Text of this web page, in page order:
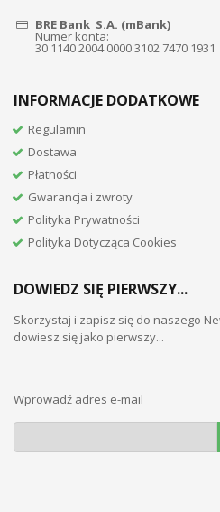
BRE Bank S.A. (mBank)
Numer konta:
30 1140 2004 0000 3102 7470 1931
INFORMACJE DODATKOWE
Regulamin
Dostawa
Płatności
Gwarancja i zwroty
Polityka Prywatności
Polityka Dotycząca Cookies
DOWIEDZ SIĘ PIERWSZY...
Skorzystaj i zapisz się do naszego
dowiesz się jako pierwszy...
Wprowadź adres e-mail